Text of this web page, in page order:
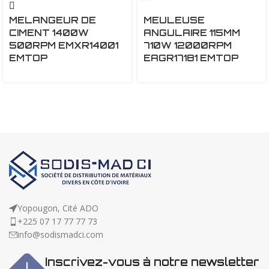
MELANGEUR DE
CIMENT 1400W
500RPM EMXR14001
EMTOP
MEULEUSE
ANGULAIRE 115MM
710W 12000RPM
EAGR17181 EMTOP
Yopougon, Cité ADO
+225 07 17 77 77 73
info@sodismadci.com
Inscrivez-vous à notre newsletter